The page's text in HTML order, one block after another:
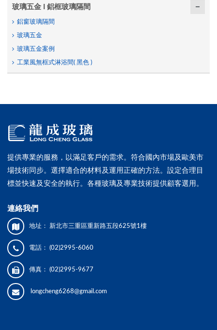
玻璃五金 I 鋁框玻璃隔間
鋁窗玻璃隔間
玻璃五金
玻璃五金案例
工業風無框式淋浴間( 黑色 )
提供專業的服務，以滿足客戶的需求。符合國內市場及歐美市
場技術同步。選擇適合的材料及運用正確的方法。設定合理目
標並快速及安全的執行。各種玻璃及專業技術提供顧客選用。
連絡我們
地址： 新北市三重區重新路五段625號1樓
電話： (02)2995-6060
傳真： (02)2995-9677
longcheng6268@gmail.com